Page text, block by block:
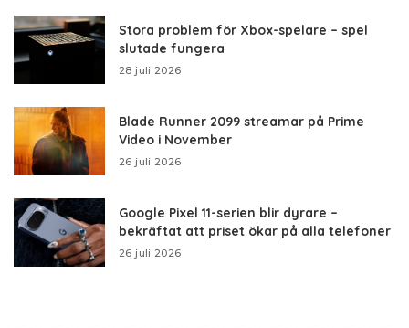
Stora problem för Xbox-spelare – spel
slutade fungera
28 juli 2026
Blade Runner 2099 streamar på Prime
Video i November
26 juli 2026
Google Pixel 11-serien blir dyrare –
bekräftat att priset ökar på alla telefoner
26 juli 2026